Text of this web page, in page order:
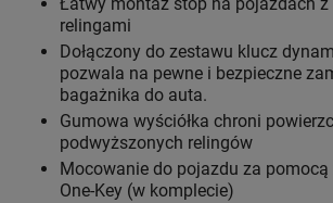
Łatwy montaż stóp na pojazdach z
relingami
Dołączony do zestawu klucz
pozwala na pewne i bezpieczne
bagażnika do auta.
Gumowa wyściółka chroni
podwyższonych relingów
Mocowanie do pojazdu za
One-Key (w komplecie)